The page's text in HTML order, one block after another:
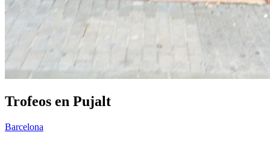
Trofeos en Pujalt
Barcelona